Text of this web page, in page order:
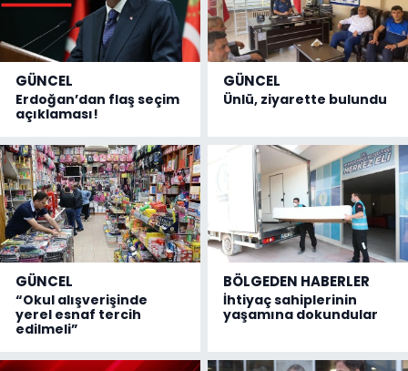
GÜNCEL
Erdoğan’dan flaş seçim
açıklaması!
GÜNCEL
Ünlü, ziyarette bulundu
GÜNCEL
“Okul alışverişinde
yerel esnaf tercih
edilmeli”
BÖLGEDEN HABERLER
İhtiyaç sahiplerinin
yaşamına dokundular